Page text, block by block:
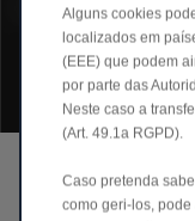
Inovação
Imaginamos um
Alguns cookies
localizados em
(EEE) que podem
por parte das
Neste caso a
(Art. 49.1a RGPD).
Caso pretenda
como geri-los,